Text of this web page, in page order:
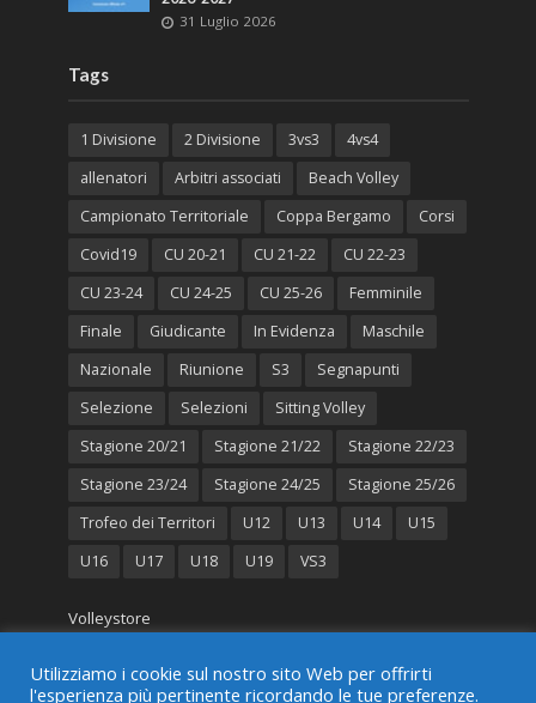
31 Luglio 2026
Tags
1 Divisione 2 Divisione 3vs3
4vs4
allenatori
Arbitri associati
Beach Volley
Campionato Territoriale
Coppa Bergamo
Corsi
Covid19
CU 20-21 CU 21-22
CU 22-23
CU 23-24
CU 24-25 CU 25-26
Femminile
Finale
Giudicante In Evidenza
Maschile
Nazionale
Riunione S3
Segnapunti
Selezione
Selezioni
Sitting Volley
Stagione 20/21
Stagione 21/22
Stagione 22/23
Stagione 23/24
Stagione 24/25
Stagione 25/26
Trofeo dei Territori
U12 U13 U14
U15
U16
U17 U18 U19 VS3
Volleystore
Utilizziamo i cookie sul nostro sito Web per offrirti
l'esperienza più pertinente ricordando le tue preferenze.